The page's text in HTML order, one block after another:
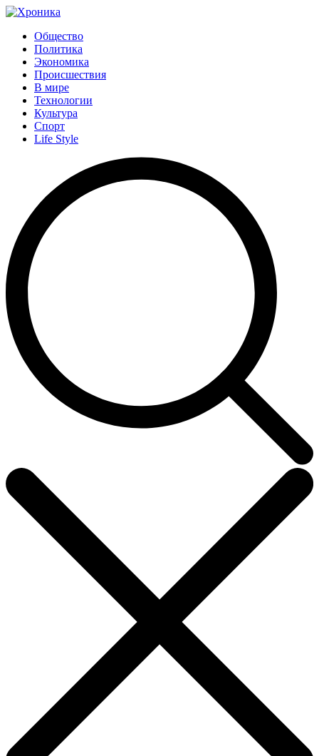
Общество
Политика
Экономика
Происшествия
В мире
Технологии
Культура
Спорт
Life Style